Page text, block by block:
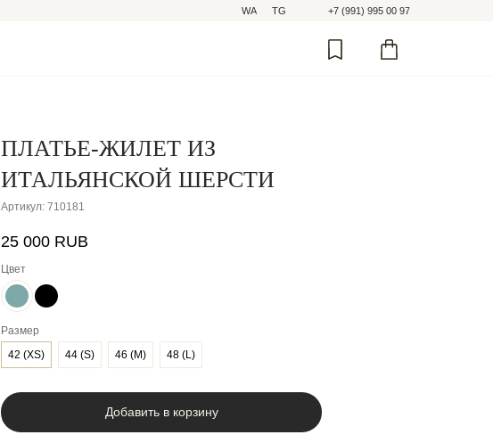
+7 (991) 995 00 97
TG
WA
ПЛАТЬЕ-ЖИЛЕТ ИЗ
ИТАЛЬЯНСКОЙ ШЕРСТИ
Артикул: 710181
25 000 RUB
Цвет
Размер
42 (ХS)
44 (S) 46 (M) 48 (L)
Добавить в корзину
+7 (991) 995 00 97
TG
WA